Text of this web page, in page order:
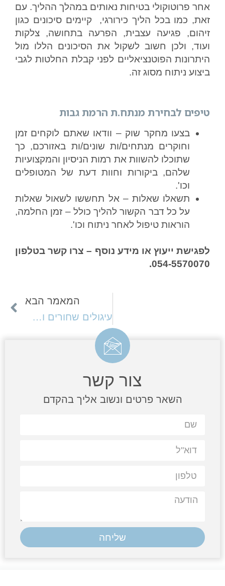
אחר פרוטוקולי בטיחות נאותים במהלך ההליך. עם
זאת, כמו בכל הליך כירורגי, קיימים סיכונים כגון
זיהום, פגיעה עצבית, הפרעה בתחושה, צלקות
ועוד, ולכן חשוב לשקול את הסיכונים הללו מול
היתרונות הפוטנציאליים לפני קבלת החלטות לגבי
ביצוע ניתוח מסוג זה.
טיפים לבחירת מנתח.ת הרמת גבות
בצעו מחקר שוק – וודאו שאתם לוקחים זמן
וחוקרים מנתחים/ות שונים/ות באזורכם, כך
שתוכלו להשוות את רמות הניסיון והמקצועיות
שלהם, ביקורות וחוות דעת של המטופלים
וכו'.
תשאלו שאלות – אל תחששו לשאול שאלות
על כל דבר הקשור להליך כולל – זמן החלמה,
הוראות טיפול לאחר ניתוח וכו'.
לפגישת ייעוץ או מידע נוסף – צרו קשר בטלפון
054-5570070.
המאמר הבא
עיגולים שחורים ושקיות מתחת לעיניים: גורמים וטיפול
צור קשר
השאר פרטים ונשוב אליך בהקדם
שליחה